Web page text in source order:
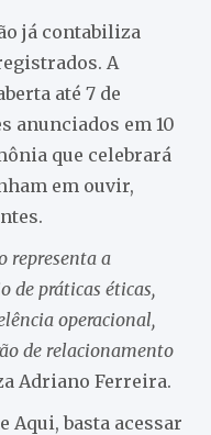
já contabiliza
A
até 7 de
anunciados em 10
que celebrará
em ouvir,
representa a
de práticas éticas,
operacional,
de relacionamento
Adriano Ferreira.
Aqui, basta acessar